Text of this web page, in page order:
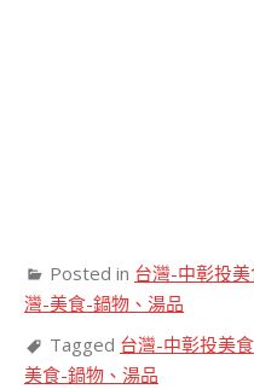
Posted in 台灣-中彰投
灣-美食-鍋物、湯品
Tagged 台灣-中彰投美食
美食-鍋物、湯品